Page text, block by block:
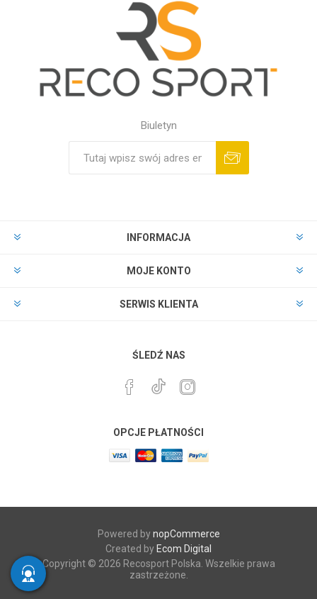
Biuletyn
INFORMACJA
MOJE KONTO
SERWIS KLIENTA
ŚLEDŹ NAS
OPCJE PŁATNOŚCI
Powered bynopCommerce
Created by Ecom Digital
Copyright © 2026 Recosport Polska. Wszelkie prawa
zastrzeżone.